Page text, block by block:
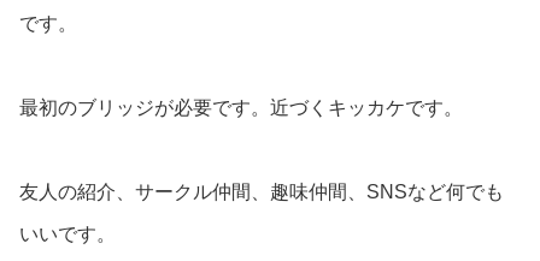
です。
最初のブリッジが必要です。近づくキッカケです。
友人の紹介、サークル仲間、趣味仲間、SNSなど何でも
いいです。